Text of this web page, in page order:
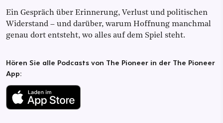
Ein Gespräch über Erinnerung, Verlust und politischen
Widerstand – und darüber, warum Hoffnung manchmal
genau dort entsteht, wo alles auf dem Spiel steht.
Hören Sie alle Podcasts von The Pioneer in der The Pioneer
App: